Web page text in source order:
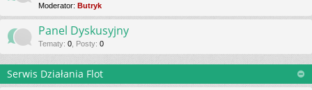
Moderator: Butryk
Panel Dyskusyjny
Tematy: 0 Posty: 0
Serwis Działania Flot